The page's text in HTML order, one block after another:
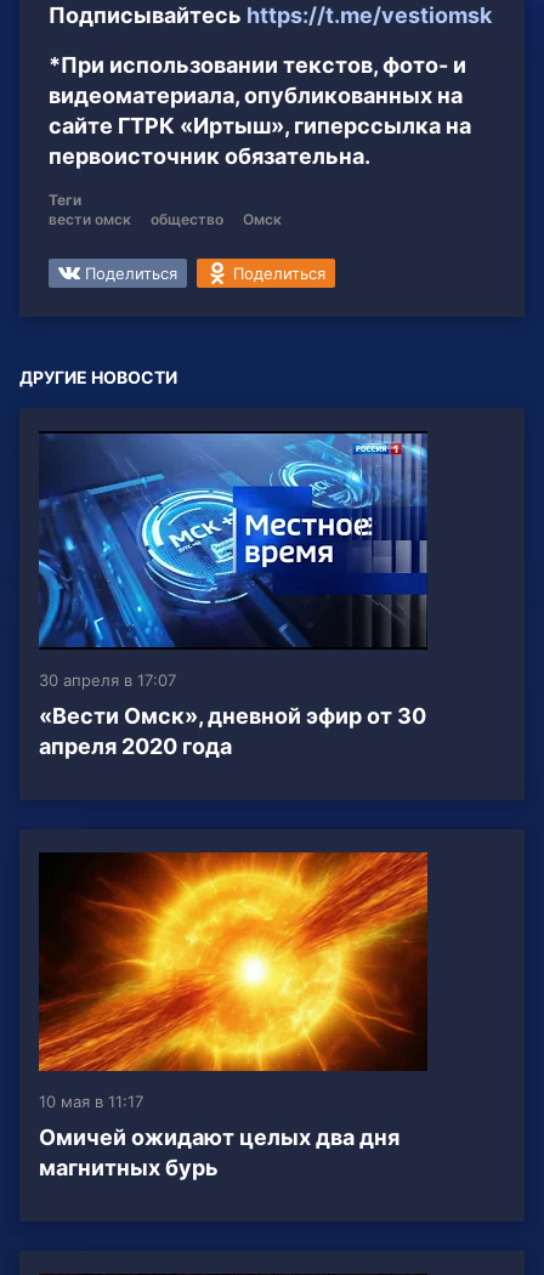
Подписывайтесь https://t.me/vestiomsk
*При использовании текстов, фото- и
видеоматериала, опубликованных на
сайте ГТРК «Иртыш», гиперссылка на
первоисточник обязательна.
Теги
вести омск
общество Омск
Поделиться Поделиться
ДРУГИЕ НОВОСТИ
30 апреля в 17:07
«Вести Омск», дневной эфир от 30
апреля 2020 года
10 мая в 11:17
Омичей ожидают целых два дня
магнитных бурь